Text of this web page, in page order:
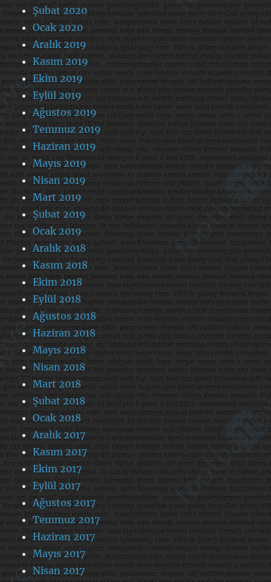
Şubat 2020
Ocak 2020
Aralık 2019
Kasım 2019
Ekim 2019
Eylül 2019
Ağustos 2019
Temmuz 2019
Haziran 2019
Mayıs 2019
Nisan 2019
Mart 2019
Şubat 2019
Ocak 2019
Aralık 2018
Kasım 2018
Ekim 2018
Eylül 2018
Ağustos 2018
Haziran 2018
Mayıs 2018
Nisan 2018
Mart 2018
Şubat 2018
Ocak 2018
Aralık 2017
Kasım 2017
Ekim 2017
Eylül 2017
Ağustos 2017
Temmuz 2017
Haziran 2017
Mayıs 2017
Nisan 2017